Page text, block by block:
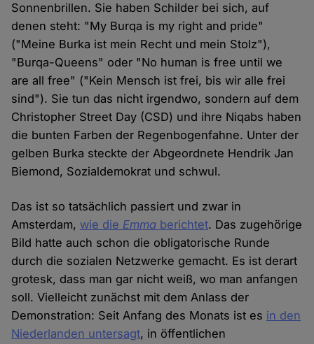
Sonnenbrillen. Sie haben Schilder bei sich, auf
denen steht: "My Burqa is my right and pride"
("Meine Burka ist mein Recht und mein Stolz"),
"Burqa-Queens" oder "No human is free until we
are all free" ("Kein Mensch ist frei, bis wir alle frei
sind"). Sie tun das nicht irgendwo, sondern auf dem
Christopher Street Day (CSD) und ihre Niqabs haben
die bunten Farben der Regenbogenfahne. Unter der
gelben Burka steckte der Abgeordnete Hendrik Jan
Biemond, Sozialdemokrat und schwul.
Das ist so tatsächlich passiert und zwar in
Amsterdam, wie die Emma berichtet. Das zugehörige
Bild hatte auch schon die obligatorische Runde
durch die sozialen Netzwerke gemacht. Es ist derart
grotesk, dass man gar nicht weiß, wo man anfangen
soll. Vielleicht zunächst mit dem Anlass der
Demonstration: Seit Anfang des Monats ist es in den
Niederlanden untersagt, in öffentlichen